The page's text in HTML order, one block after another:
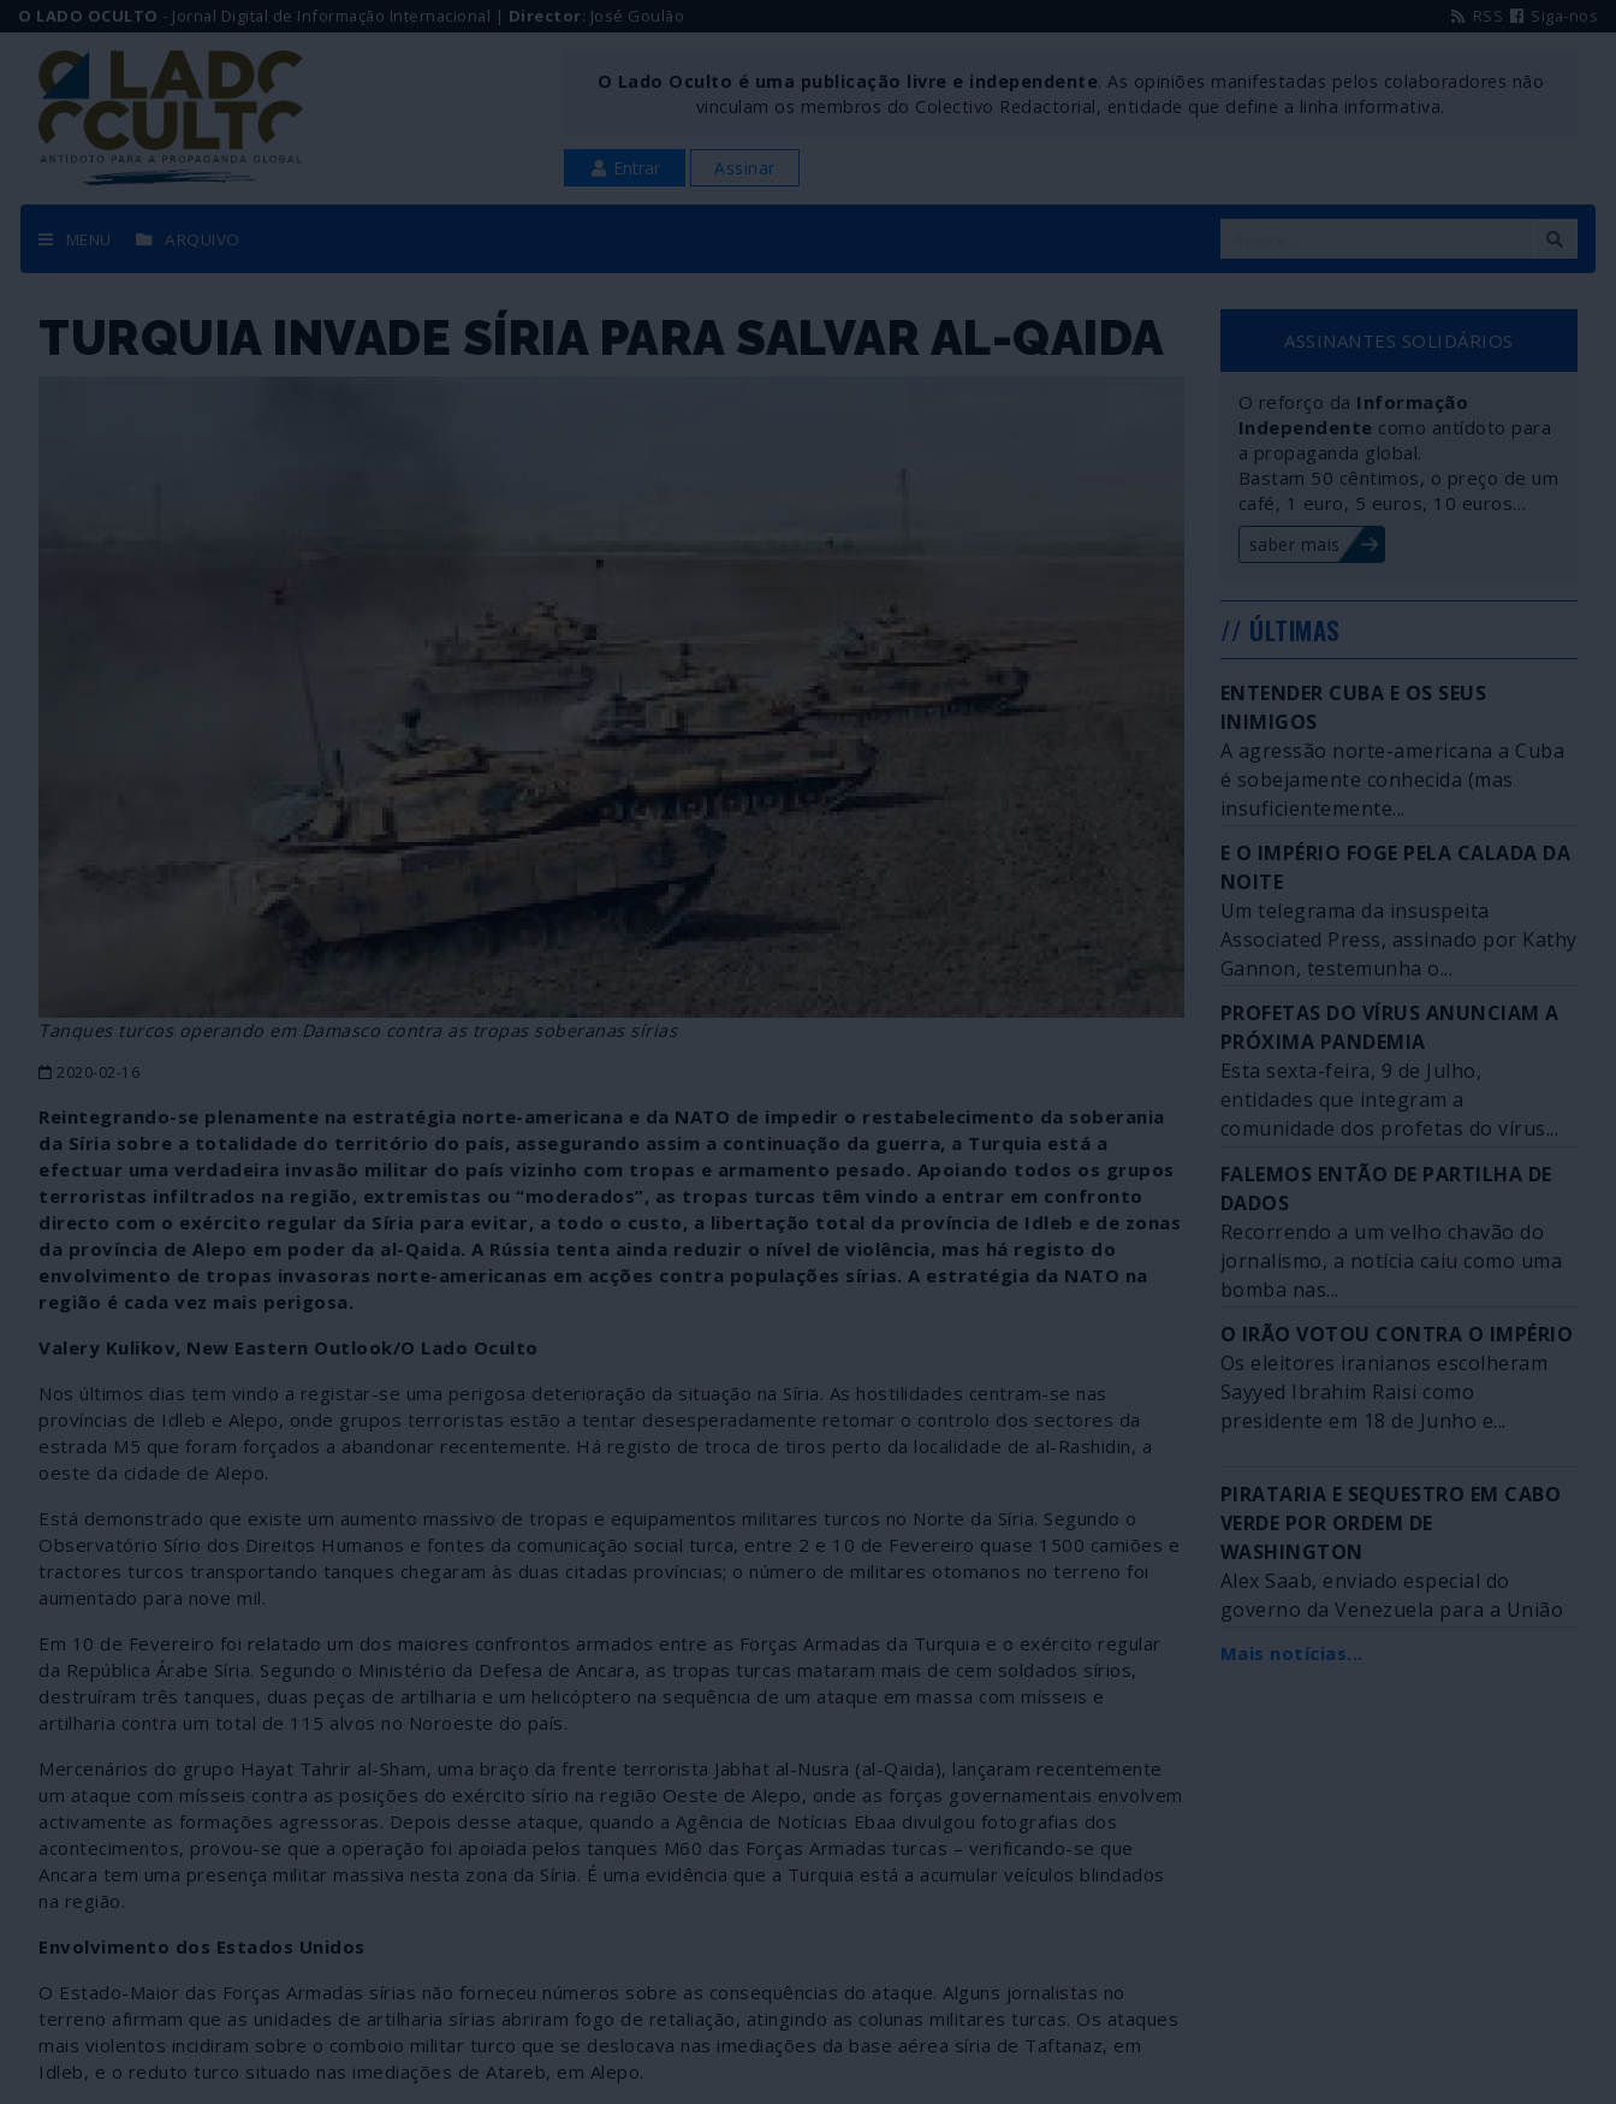
O LADO OCULTO - Jornal Digital de Informação Internacional | Director: José Goulão RSS Siga-nos
O Lado Oculto é uma publicação livre e independente. As opiniões manifestadas pelos colaboradores não
vinculam os membros do Colectivo Redactorial, entidade que define a linha informativa.
Entrar Assinar
MENU ARQUIVO
TURQUIA INVADE SÍRIA PARA SALVAR AL-QAIDA
Tanques turcos operando em Damasco contra as tropas soberanas sírias
2020-02-16
Reintegrando-se plenamente na estratégia norte-americana e da NATO de impedir o restabelecimento da soberania
da Síria sobre a totalidade do território do país, assegurando assim a continuação da guerra, a Turquia está a
efectuar uma verdadeira invasão militar do país vizinho com tropas e armamento pesado. Apoiando todos os grupos
terroristas infiltrados na região, extremistas ou “moderados”, as tropas turcas têm vindo a entrar em confronto
directo com o exército regular da Síria para evitar, a todo o custo, a libertação total da província de Idleb e de zonas
da província de Alepo em poder da al-Qaida. A Rússia tenta ainda reduzir o nível de violência, mas há registo do
envolvimento de tropas invasoras norte-americanas em acções contra populações sírias. A estratégia da NATO na
região é cada vez mais perigosa.
Valery Kulikov, New Eastern Outlook/O Lado Oculto
Nos últimos dias tem vindo a registar-se uma perigosa deterioração da situação na Síria. As hostilidades centram-se nas
províncias de Idleb e Alepo, onde grupos terroristas estão a tentar desesperadamente retomar o controlo dos sectores da
estrada M5 que foram forçados a abandonar recentemente. Há registo de troca de tiros perto da localidade de al-Rashidin, a
oeste da cidade de Alepo.
Está demonstrado que existe um aumento massivo de tropas e equipamentos militares turcos no Norte da Síria. Segundo o
Observatório Sírio dos Direitos Humanos e fontes da comunicação social turca, entre 2 e 10 de Fevereiro quase 1500 camiões e
tractores turcos transportando tanques chegaram às duas citadas províncias; o número de militares otomanos no terreno foi
aumentado para nove mil.
Em 10 de Fevereiro foi relatado um dos maiores confrontos armados entre as Forças Armadas da Turquia e o exército regular
da República Árabe Síria. Segundo o Ministério da Defesa de Ancara, as tropas turcas mataram mais de cem soldados sírios,
destruíram três tanques, duas peças de artilharia e um helicóptero na sequência de um ataque em massa com mísseis e
artilharia contra um total de 115 alvos no Noroeste do país.
Mercenários do grupo Hayat Tahrir al-Sham, uma braço da frente terrorista Jabhat al-Nusra (al-Qaida), lançaram recentemente
um ataque com mísseis contra as posições do exército sírio na região Oeste de Alepo, onde as forças governamentais envolvem
activamente as formações agressoras. Depois desse ataque, quando a Agência de Notícias Ebaa divulgou fotografias dos
acontecimentos, provou-se que a operação foi apoiada pelos tanques M60 das Forças Armadas turcas – verificando-se que
Ancara tem uma presença militar massiva nesta zona da Síria. É uma evidência que a Turquia está a acumular veículos blindados
na região.
Envolvimento dos Estados Unidos
O Estado-Maior das Forças Armadas sírias não forneceu números sobre as consequências do ataque. Alguns jornalistas no
terreno afirmam que as unidades de artilharia sírias abriram fogo de retaliação, atingindo as colunas militares turcas. Os ataques
mais violentos incidiram sobre o comboio militar turco que se deslocava nas imediações da base aérea síria de Taftanaz, em
Idleb, e o reduto turco situado nas imediações de Atareb, em Alepo.
ASSINANTES SOLIDÁRIOS
O reforço da Informação
Independente como antídoto para
a propaganda global.
Bastam 50 cêntimos, o preço de um
café, 1 euro, 5 euros, 10 euros…
saber mais
// ÚLTIMAS
ENTENDER CUBA E OS SEUS
INIMIGOS
A agressão norte-americana a Cuba
é sobejamente conhecida (mas
insuficientemente...
E O IMPÉRIO FOGE PELA CALADA DA
NOITE
Um telegrama da insuspeita
Associated Press, assinado por Kathy
Gannon, testemunha o...
PROFETAS DO VÍRUS ANUNCIAM A
PRÓXIMA PANDEMIA
Esta sexta-feira, 9 de Julho,
entidades que integram a
comunidade dos profetas do vírus...
FALEMOS ENTÃO DE PARTILHA DE
DADOS
Recorrendo a um velho chavão do
jornalismo, a notícia caiu como uma
bomba nas...
O IRÃO VOTOU CONTRA O IMPÉRIO
Os eleitores iranianos escolheram
Sayyed Ibrahim Raisi como
presidente em 18 de Junho e...
PIRATARIA E SEQUESTRO EM CABO
VERDE POR ORDEM DE
WASHINGTON
Alex Saab, enviado especial do
governo da Venezuela para a União
Mais notícias...